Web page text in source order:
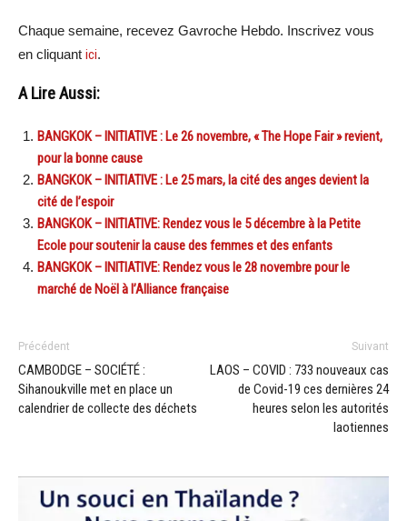
Chaque semaine, recevez Gavroche Hebdo. Inscrivez vous
en cliquant ici.
A Lire Aussi:
BANGKOK – INITIATIVE : Le 26 novembre, « The Hope Fair » revient,
pour la bonne cause
BANGKOK – INITIATIVE : Le 25 mars, la cité des anges devient la
cité de l’espoir
BANGKOK – INITIATIVE: Rendez vous le 5 décembre à la Petite
Ecole pour soutenir la cause des femmes et des enfants
BANGKOK – INITIATIVE: Rendez vous le 28 novembre pour le
marché de Noël à l’Alliance française
Précédent
CAMBODGE – SOCIÉTÉ :
Sihanoukville met en place un
calendrier de collecte des déchets
Suivant
LAOS – COVID : 733 nouveaux cas
de Covid-19 ces dernières 24
heures selon les autorités
laotiennes